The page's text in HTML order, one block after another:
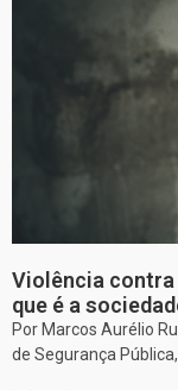
Violência
que é a
Por Marcos Aurélio
de Segurança